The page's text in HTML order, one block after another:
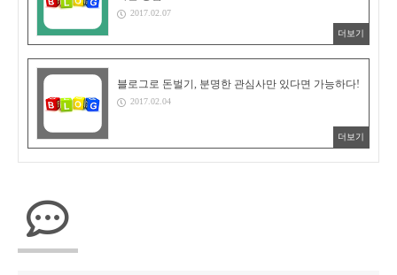
2017.02.07
더보기
블로그로 돈벌기, 분명한 관심사만 있다면 가능하다!
2017.02.04
더보기